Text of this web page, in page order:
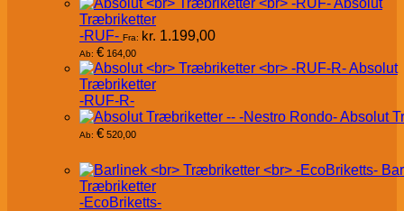
Træbriketter
-RUF- Fra: kr. 1.199,00
Ab: € 164,00
Absolut
Træbriketter
-RUF-R-
Absolut
Ab: € 520,00
Træbriketter
-EcoBriketts-